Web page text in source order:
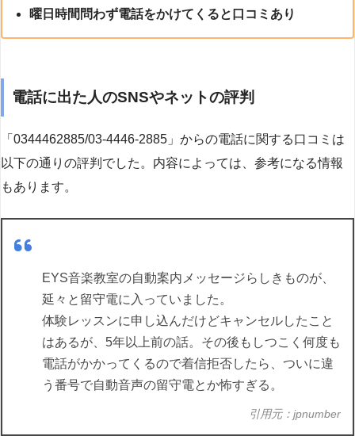
曜日時間問わず電話をかけてくると口コミあり
電話に出た人のSNSやネットの評判
「0344462885/03-4446-2885」からの電話に関する口コミは
以下の通りの評判でした。内容によっては、参考になる情報
もあります。
EYS音楽教室の自動案内メッセージらしきものが、
延々と留守電に入っていました。
体験レッスンに申し込んだけどキャンセルしたこと
はあるが、5年以上前の話。その後もしつこく何度も
電話がかかってくるので着信拒否したら、ついに違
う番号で自動音声の留守電とか怖すぎる。
引用元：jpnumber